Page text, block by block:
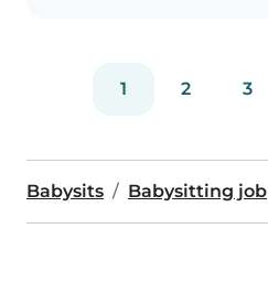
1 2 3
Babysits Babysitting job